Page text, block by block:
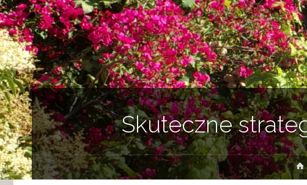
Skuteczne